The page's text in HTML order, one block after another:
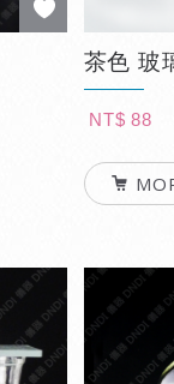
茶色 玻
NT$ 88